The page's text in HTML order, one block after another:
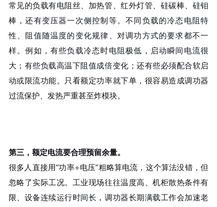
常见的负载有电阻丝、加热管、红外灯管、硅碳棒、硅钼
棒，还有变压器一次侧控制等。不同负载的冷态电阻特
性、阻值随温度的变化规律、对调功方式的要求都不一
样。例如，有些负载冷态时电阻极低，启动瞬间电流很
大；有些负载高温下阻值成倍变化；还有些必须配合软启
动或限流功能。只看额定功率就下单，很容易造成调功器
过流保护、发热严重甚至炸模块。
第三，额定电流要合理预留余量。
很多人直接用“功率÷电压”粗略算电流，这个算法没错，但
忽略了实际工况。工业现场往往温度高、机柜散热条件有
限、设备连续运行时间长，调功器长期满载工作会加速老